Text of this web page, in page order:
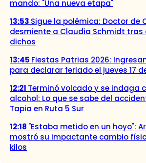
mando: "Una nueva etapa"
13:53 Sigue la polémica: Doctor de
desmiente a Claudia Schmidt tras
dichos
13:45 Fiestas Patrias 2026:
para declarar feriado el jueves 17
12:21 Terminó volcado y se indaga
alcohol: Lo que se sabe del
Tapia en Ruta 5 Sur
12:18 "Estaba metido en un hoyo":
mostró su impactante cambio
kilos